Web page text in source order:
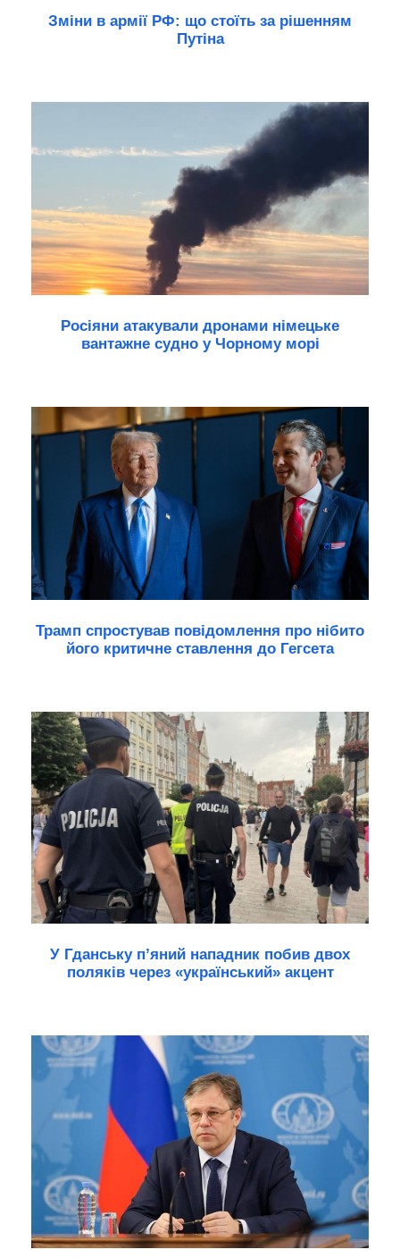
Зміни в армії РФ: що стоїть за рішенням
Путіна
Росіяни атакували дронами німецьке
вантажне судно у Чорному морі
Трамп спростував повідомлення про нібито
його критичне ставлення до Гегсета
У Гданську п’яний нападник побив двох
поляків через «український» акцент